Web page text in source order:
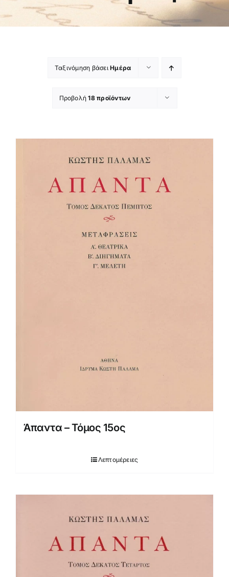
Ταξινόμηση βάσειΗμέρα
Προβολή18 προϊόντων
Άπαντα – Τόμος 15ος
Λεπτομέρειες